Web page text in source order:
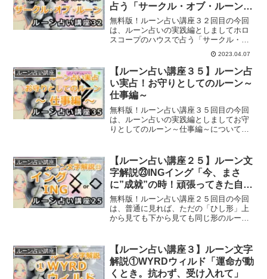
占う「サークル・オブ・ルーン」
ホロスコープスプレッド
無料版！ルーン占い講座３２回目の今回
は、ルーン占いの実践編としましてホロ
スコープのハウスで占う「サークル・オ
ブ・ルーン」についてご紹介していきま
2023.04.07
ルーン占い講座
【ルーン占い講座３５】ルーン占
い実占！お守りとしてのルーン～
仕事編～
無料版！ルーン占い講座３５回目の今回
は、ルーン占いの実践編としましてお守
りとしてのルーン～仕事編～についてご
ルーン占い講座
【ルーン占い講座２５】ルーン文
字解説㉓INGイング「今、まさ
に”成就”の時！頑張ってきた自分
自身に祝福を」【タロットカード
だと？】
無料版！ルーン占い講座２５回目の今回
は、普通に見れば、ただの「ひし形」上
から見ても下から見ても同じ形のルー
ルーン占い講座
【ルーン占い講座３】ルーン文字
解説①WYRDウィルド「運命が動
くとき。抗わず、受け入れて」